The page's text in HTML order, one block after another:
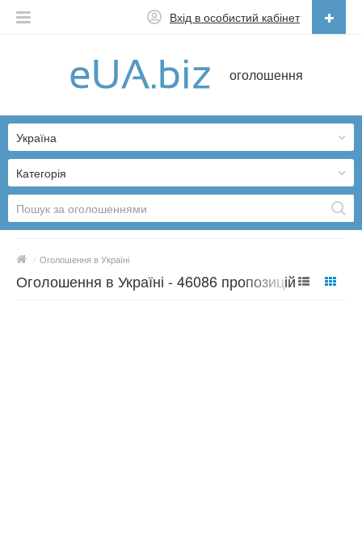
оголошення
Вхід в особистий кабінет
Українська
Категорія
Україна
/ Оголошення в Україні
Оголошення в Україні - 46086 пропозицій